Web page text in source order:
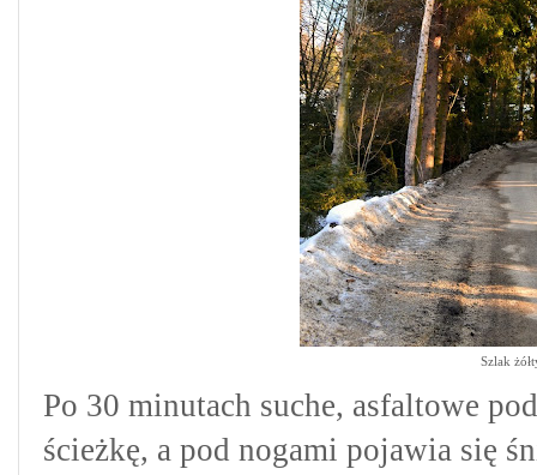
Szlak
Po 30 minutach suche, asfaltowe
ścieżkę, a pod nogami pojawia się